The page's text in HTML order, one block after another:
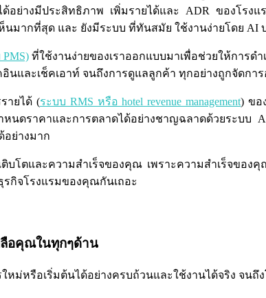
อย่างมีประสิทธิภาพ เพิ่มรายได้และ ADR ของโร
มากที่สุด และ ยังมีระบบ ที่ทันสมัย ใช้งานง่ายโดย AI
ที่ใช้งานง่ายของเราออกแบบมาเพื่อช่วยให้การด
อินและเช็คเอาท์ จนถึงการดูแลลูกค้า ทุกอย่างถูกจัดก
ายได้ (ระบบ RMS หรือ hotel revenue management) ขอ
หนดราคาและการตลาดได้อย่างชาญฉลาดด้วยระบบ
อย่างมาก
บโตและความสำเร็จของคุณ เพราะความสำเร็จของ
รกิจโรงแรมของคุณกันเถอะ
ลือคุณในทุกๆด้าน
หม่หรือเริ่มต้นได้อย่างครบถ้วนและใช้งานได้จริง จนถึ